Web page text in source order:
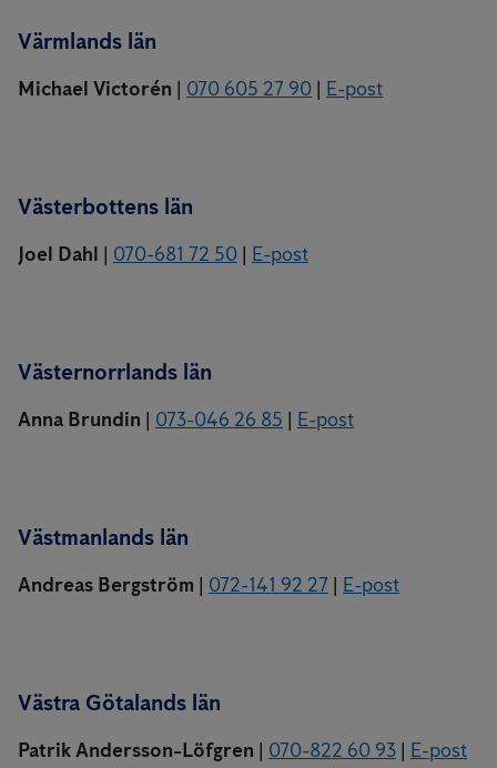
Värmlands län
Michael Victorén | 070 605 27 90 | E-post
Västerbottens län
Joel Dahl | 070-681 72 50 | E-post
Västernorrlands län
Anna Brundin | 073-046 26 85 | E-post
Västmanlands län
Andreas Bergström | 072-141 92 27 | E-post
Västra Götalands län
Patrik Andersson-Löfgren | 070-822 60 93 | E-post